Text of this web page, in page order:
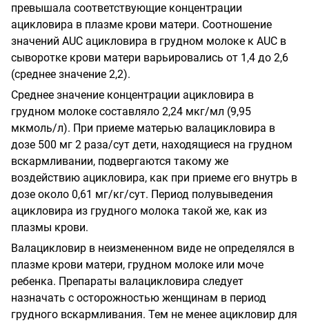
превышала соответствующие концентрации
ацикловира в плазме крови матери. Соотношение
значений AUC ацикловира в грудном молоке к AUC в
сыворотке крови матери варьировались от 1,4 до 2,6
(среднее значение 2,2).
Среднее значение концентрации ацикловира в
грудном молоке составляло 2,24 мкг/мл (9,95
мкмоль/л). При приеме матерью валацикловира в
дозе 500 мг 2 раза/сут дети, находящиеся на грудном
вскармливании, подвергаются такому же
воздействию ацикловира, как при приеме его внутрь в
дозе около 0,61 мг/кг/сут. Период полувыведения
ацикловира из грудного молока такой же, как из
плазмы крови.
Валацикловир в неизмененном виде не определялся в
плазме крови матери, грудном молоке или моче
ребенка. Препараты валацикловира следует
назначать с осторожностью женщинам в период
грудного вскармливания. Тем не менее ацикловир для